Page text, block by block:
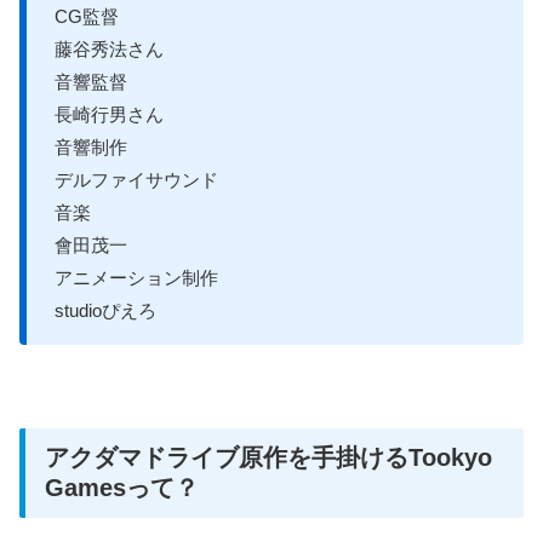
CG監督
藤谷秀法さん
音響監督
長崎行男さん
音響制作
デルファイサウンド
音楽
會田茂一
アニメーション制作
studioぴえろ
アクダマドライブ原作を手掛けるTookyo
Gamesって？